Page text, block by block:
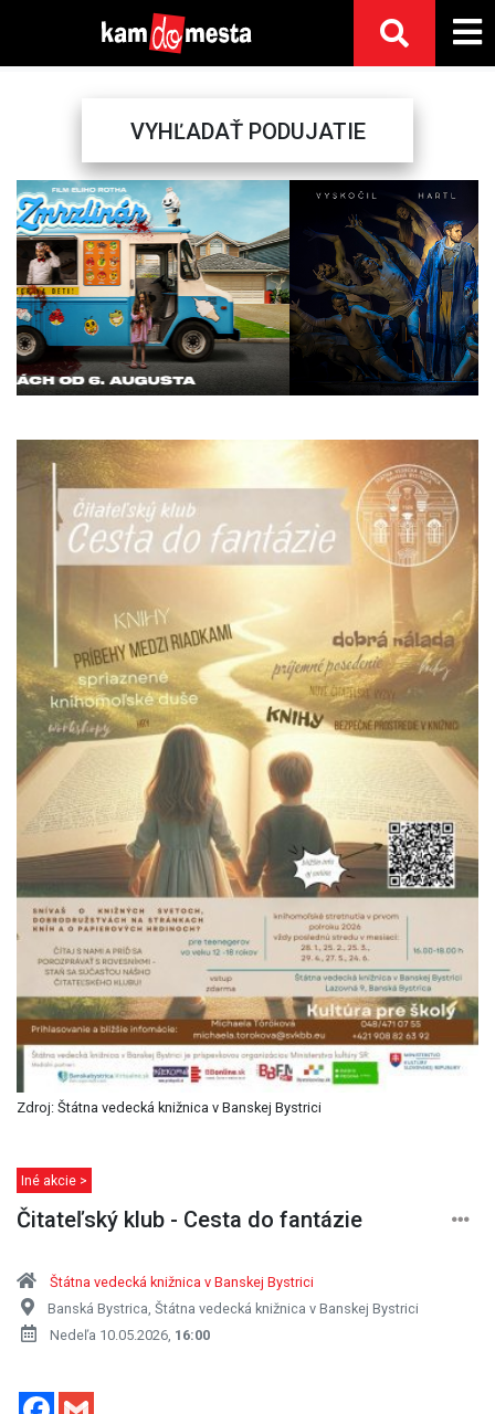
VYHĽADAŤ PODUJATIE
Previous Next
Zdroj: Štátna vedecká knižnica v Banskej Bystrici
Iné akcie >
Čitateľský klub - Cesta do fantázie
Štátna vedecká knižnica v Banskej Bystrici
Banská Bystrica, Štátna vedecká knižnica v Banskej Bystrici
Nedeľa 10.05.2026, 16:00
Facebook